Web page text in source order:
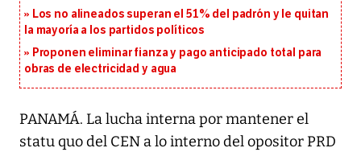
Los no alineados superan el 51% del padrón y le quitan
la mayoría a los partidos políticos
Proponen eliminar fianza y pago anticipado total para
obras de electricidad y agua
PANAMÁ. La lucha interna por mantener el
statu quo del CEN a lo interno del opositor PRD